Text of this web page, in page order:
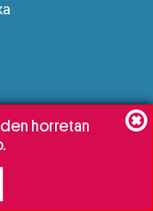
horretan